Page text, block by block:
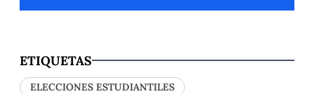
ETIQUETAS
ELECCIONES ESTUDIANTILES